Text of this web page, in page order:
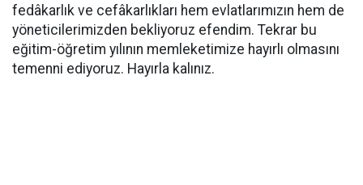
fedâkarlık ve cefâkarlıkları hem evlatlarımızın hem de
yöneticilerimizden bekliyoruz efendim. Tekrar bu
eğitim-öğretim yılının memleketimize hayırlı olmasını
temenni ediyoruz. Hayırla kalınız.